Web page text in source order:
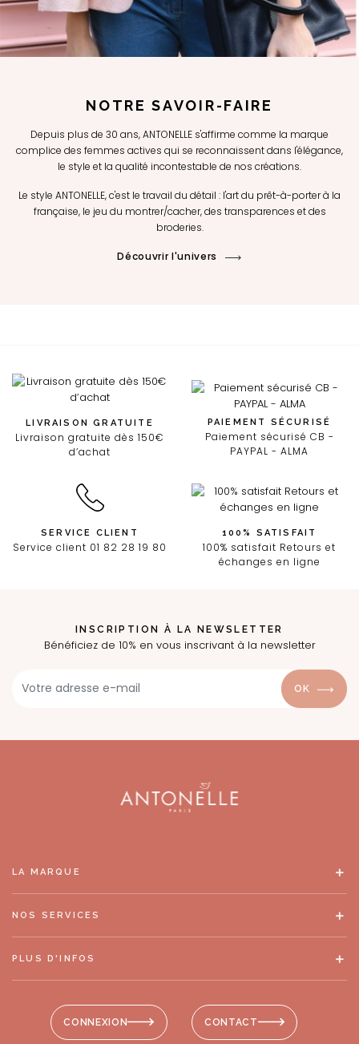
NOTRE SAVOIR-FAIRE
Depuis plus de 30 ans, ANTONELLE s'affirme comme la marque
complice des femmes actives qui se reconnaissent dans l'élégance,
le style et la qualité incontestable de nos créations.
Le style ANTONELLE, c'est le travail du détail : l'art du prêt-à-porter à la
française, le jeu du montrer/cacher, des transparences et des
broderies.
Découvrir l'univers
LIVRAISON GRATUITE
Livraison gratuite dès 150€
d’achat
PAIEMENT SÉCURISÉ
Paiement sécurisé CB -
PAYPAL - ALMA
SERVICE CLIENT
Service client 01 82 28 19 80
100% SATISFAIT
100% satisfait Retours et
échanges en ligne
INSCRIPTION À LA NEWSLETTER
Bénéficiez de 10% en vous inscrivant à la newsletter
OK
CONNEXION CONTACT
LA MARQUE
NOS SERVICES
PLUS D'INFOS